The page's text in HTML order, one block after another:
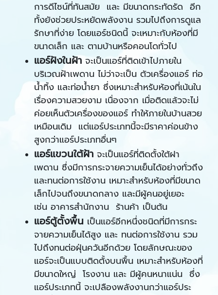
การดีไซน์ที่ทันสมัย และ มีขนาดกระทัดรัด อีก
ทั้งยังช่วยประหยัดพลังงาน รวมไปถึงการดูแล
รักษาที่ง่าย โดยแอร์ชนิดนี้ จะเหมาะกับห้องที่มี
ขนาดเล็ก และ ตามบ้านหรือคอนโดทั่วไป
แอร์ฝังในฝ้า จะเป็นแอร์ที่ติดเข้าไปภายใน
บริเวณฝ้าเพดาน ไม่ว่าจะเป็น ตัวเครื่องแอร์ ท่อ
น้ำทิ้ง และท่อน้ำยา ซึ่งเหมาะสำหรับห้องที่เน้นใน
เรื่องความสวยงาม เนื่องจาก เมื่อติดแล้วจะไม่
ค่อยเห็นตัวเครื่องของแอร์ ทำให้ภายในบ้านสวย
เหมือนเดิม แต่แอร์ประเภทนี้จะมีราคาค่อนข้าง
สูงกว่าแอร์ประเภทอื่นๆ
แอร์แขวนใต้ฝ้า จะเป็นแอร์ที่ติดตั้งใต้ฝา
เพดาน ซึ่งมีการกระจายความเย็นได้อย่างทั่วถึง
และทนต่อการใช้งาน เหมาะสำหรับห้องที่มีขนาด
เล็กไปจนถึงขนาดกลาง และมีผู้คนอยู่เยอะ
เช่น อาคารสำนักงาน ร้านค้า เป็นต้น
แอร์ตู้ตั้งพื้น เป็นแอร์อีกหนึ่งชนิดที่มีการกระ
จายความเย็นได้สูง และ ทนต่อการใช้งาน รวม
ไปถึงทนต่อฝุ่นควันอีกด้วย โดยลักษณะของ
แอร์จะเป็นแบบติดตั้งบนพื้น เหมาะสำหรับห้องที่
มีขนาดใหญ่ โรงงาน และ มีผู้คนหนาแน่น ซึ่ง
แอร์ประเภทนี้ จะเปลืองพลังงานกว่าแอร์ประ